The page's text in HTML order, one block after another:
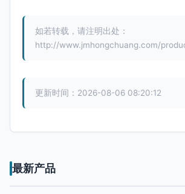
如若转载，请注明出处：
http://www.jmhongchuang.com/
更新时间：2026-08-06 08:20:12
最新产品